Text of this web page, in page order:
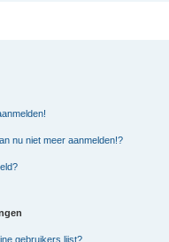
nu niet meer aanmelden!?
gebruikers lijst?